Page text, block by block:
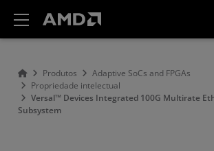
Produtos
Adaptive SoCs and FPGAs
Propriedade intelectual
Versal™ Devices Integrated 100G Multirate
Subsystem